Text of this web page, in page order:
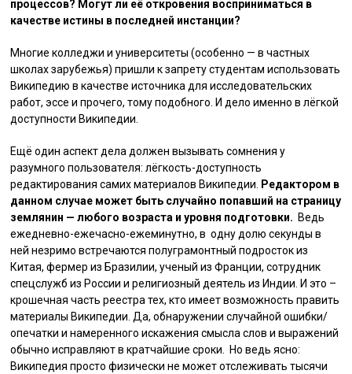
процессов? Могут ли её откровения восприниматься в
качестве истины в последней инстанции?
Многие колледжи и университеты (особенно — в частных
школах зарубежья) пришли к запрету студентам использовать
Википедию в качестве источника для исследовательских
работ, эссе и прочего, тому подобного. И дело именно в лёгкой
доступности Википедии.
Ещё один аспект дела должен вызывать сомнения у
разумного пользователя: лёгкость-доступность
редактирования самих материалов Википедии.
Редактором в
данном случае может быть случайно попавший на страницу
землянин — любого возраста и уровня подготовки. Ведь
ежедневно-ежечасно-ежеминутно, в одну долю секунды в
ней незримо встречаются полуграмонтный подросток из
Китая, фермер из Бразилии, ученый из Франции, сотрудник
спецслужб из России и религиозный деятель из Индии. И это –
крошечная часть реестра тех, кто имеет возможность править
материалы Википедии. Да, обнаружении случайной ошибки/
опечатки и намеренного искажения смысла слов и выражений
обычно исправляют в кратчайшие сроки. Но ведь ясно:
Википедия просто физически не может отслеживать тысячи